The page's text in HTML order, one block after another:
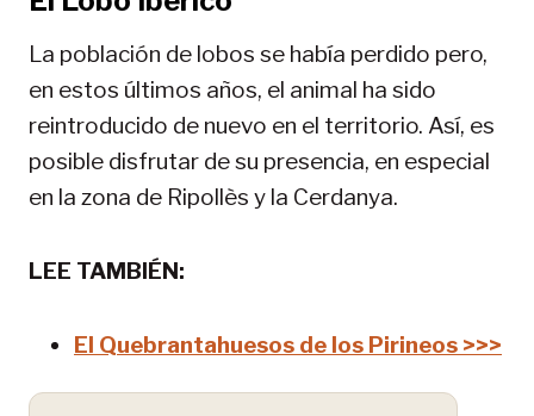
La población de lobos se había perdido pero,
en estos últimos años, el animal ha sido
reintroducido de nuevo en el territorio. Así, es
posible disfrutar de su presencia, en especial
en la zona de Ripollès y la Cerdanya.
LEE TAMBIÉN:
El Quebrantahuesos de los Pirineos >>>